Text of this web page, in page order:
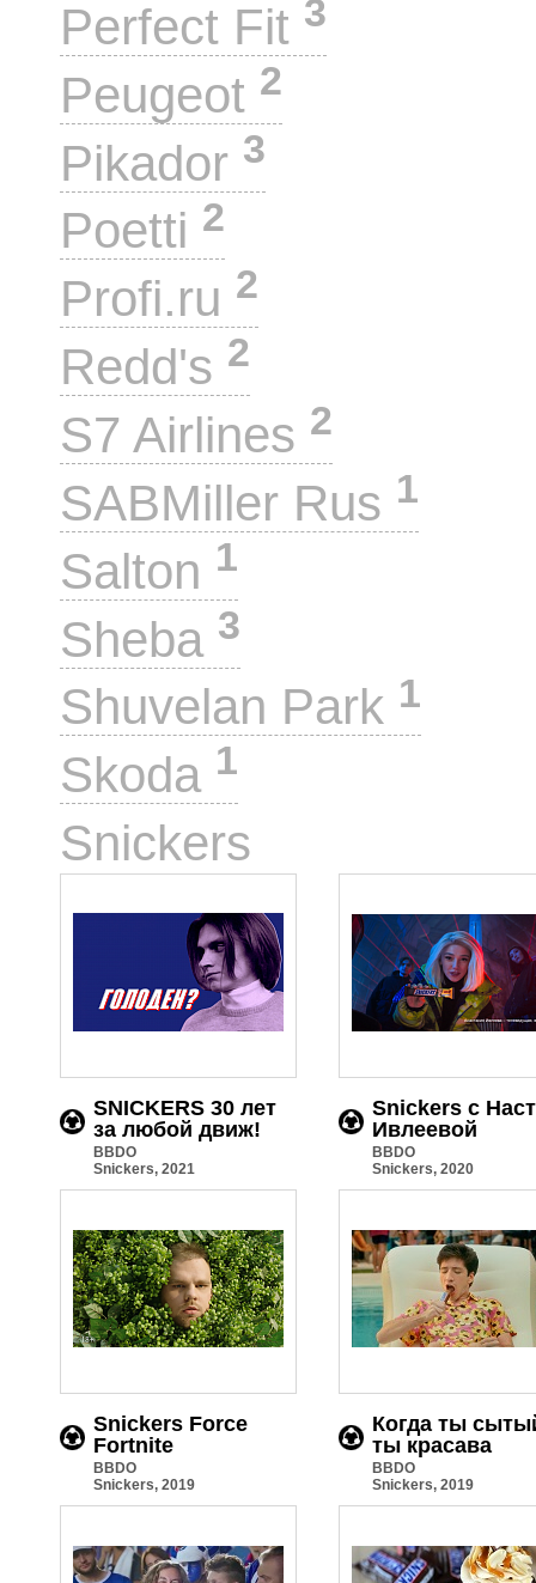
Perfect Fit 3
Peugeot 2
Pikador 3
Poetti 2
Profi.ru 2
Redd's 2
S7 Airlines 2
SABMiller Rus 1
Salton 1
Sheba 3
Shuvelan Park 1
Skoda 1
Snickers
SNICKERS 30 лет
за любой движ!
BBDO
Snickers, 2021
Snickers с
Ивлеевой
BBDO
Snickers, 2020
Snickers Force
Fortnite
BBDO
Snickers, 2019
Когда ты
ты красава
BBDO
Snickers, 2019